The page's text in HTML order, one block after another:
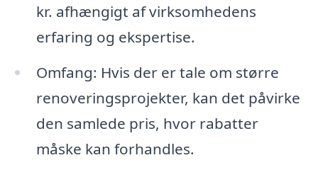
kr. afhængigt af virksomhedens
erfaring og ekspertise.
Omfang: Hvis der er tale om større
renoveringsprojekter, kan det påvirke
den samlede pris, hvor rabatter
måske kan forhandles.